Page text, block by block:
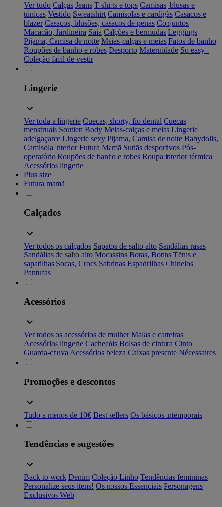
Ver tudo Calças Jeans T-shirts e tops Camisas, blusas e
túnicas Vestido Sweatshirt Camisolas e cardigãs Casacos e
blazer Casacos, blusões, casacos de penas Conjuntos
Macacão, Jardineira Saia Calções e bermudas Leggings
Pijama, Camisa de noite Meias-calças e meias Fatos de banho
Roupões de banho e robes Desporto Maternidade So easy -
Coleção fácil de vestir
Lingerie
Ver toda a lingerie Cuecas, shorty, fio dental Cuecas
menstruais Soutien Body Meias-calças e meias Lingerie
adelgaçante Lingerie sexy Pijama, Camisa de noite Babydolls,
Camisola interior Futura Mamã Sutiãs desportivos Pós-
operatório Roupões de banho e robes Roupa interior térmica
Acessórios lingerie
Plus size
Futura mamã
Calçados
Ver todos os calçados Sapatos de salto alto Sandálias rasas
Sandálias de salto alto Mocassins Botas, Botins Ténis e
sapatilhas Socas, Crocs Sabrinas Espadrilhas Chinelos
Pantufas
Acessórios
Ver todos os acessórios de mulher Malas e carteiras
Acessórios lingerie Cachecóis Bolsas de cintura Cinto
Guarda-chuva Acessórios beleza Caixas presente Nécessaires
Promoções e descontos
Tudo a menos de 10€ Best sellers Os básicos intemporais
Tendências e sugestões
Back to work Denim Coleção Linho Tendências femininas
Personalize seus itens! Os nossos Essenciais Personagens
Exclusivos Web